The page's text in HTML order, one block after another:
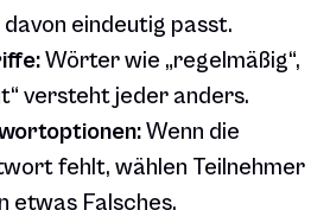
davon eindeutig passt.
Wörter wie „regelmäßig“,
versteht jeder anders.
Wenn die
fehlt, wählen Teilnehmer
etwas Falsches.